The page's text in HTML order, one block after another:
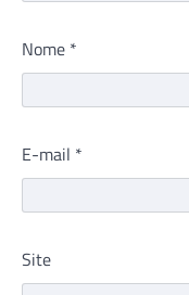
Nome *
E-mail *
Site